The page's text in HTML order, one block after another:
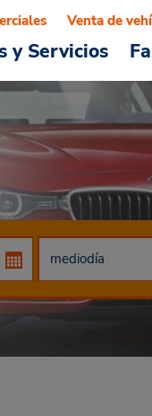
y Servicios
Venta de